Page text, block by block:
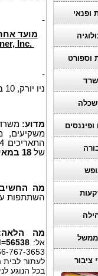
ופנאי
וספורט
ציבור
מועד
Inc.
ניו יורק, 10 במאי 2026,
מדוע:משרד
משקיעים,
התאריכים 4 בפברואר 2025 עד 2 בפברואר 2026, שני התאריכים כוללים ("תקופת המחלוקת"),
של 18 במאי 2026
מה
השתתפות
מה
אל:
866-767-3653, או
לעתור
בכל הנוגע